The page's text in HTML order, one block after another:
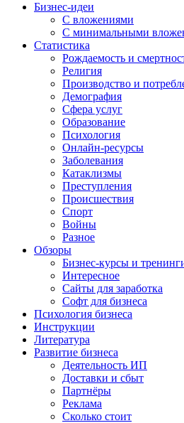
Бизнес-идеи
С вложениями
С минимальными
Статистика
Рождаемость и
Религия
Производство и
Демография
Сфера услуг
Образование
Психология
Онлайн-ресурсы
Заболевания
Катаклизмы
Преступления
Происшествия
Спорт
Войны
Разное
Обзоры
Бизнес-курсы и
Интересное
Сайты для заработка
Софт для бизнеса
Психология бизнеса
Инструкции
Литература
Развитие бизнеса
Деятельность ИП
Доставки и сбыт
Партнёры
Реклама
Сколько стоит